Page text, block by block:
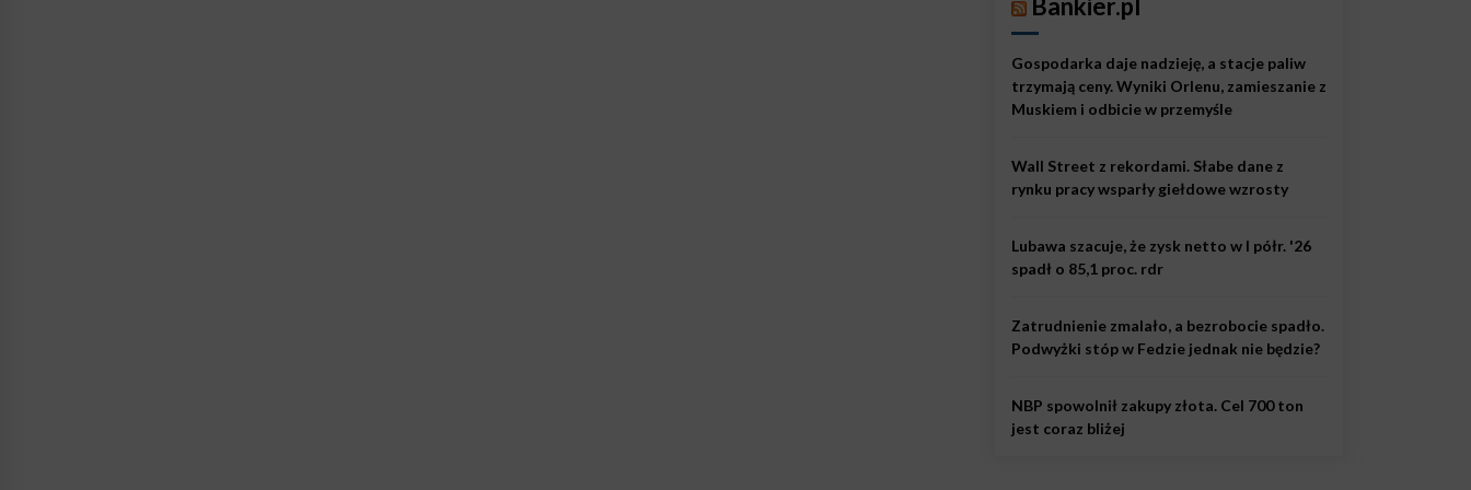
Bankier.pl
Gospodarka daje nadzieję, a stacje paliw
trzymają ceny. Wyniki Orlenu, zamieszanie z
Muskiem i odbicie w przemyśle
Wall Street z rekordami. Słabe dane z
rynku pracy wsparły giełdowe wzrosty
Lubawa szacuje, że zysk netto w I półr. '26
spadł o 85,1 proc. rdr
Zatrudnienie zmalało, a bezrobocie spadło.
Podwyżki stóp w Fedzie jednak nie będzie?
NBP spowolnił zakupy złota. Cel 700 ton
jest coraz bliżej